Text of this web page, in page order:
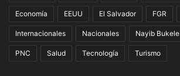
Economía EEUU El Salvador FGR
Internacionales Nacionales Nayib Bukele
PNC Salud Tecnología Turismo